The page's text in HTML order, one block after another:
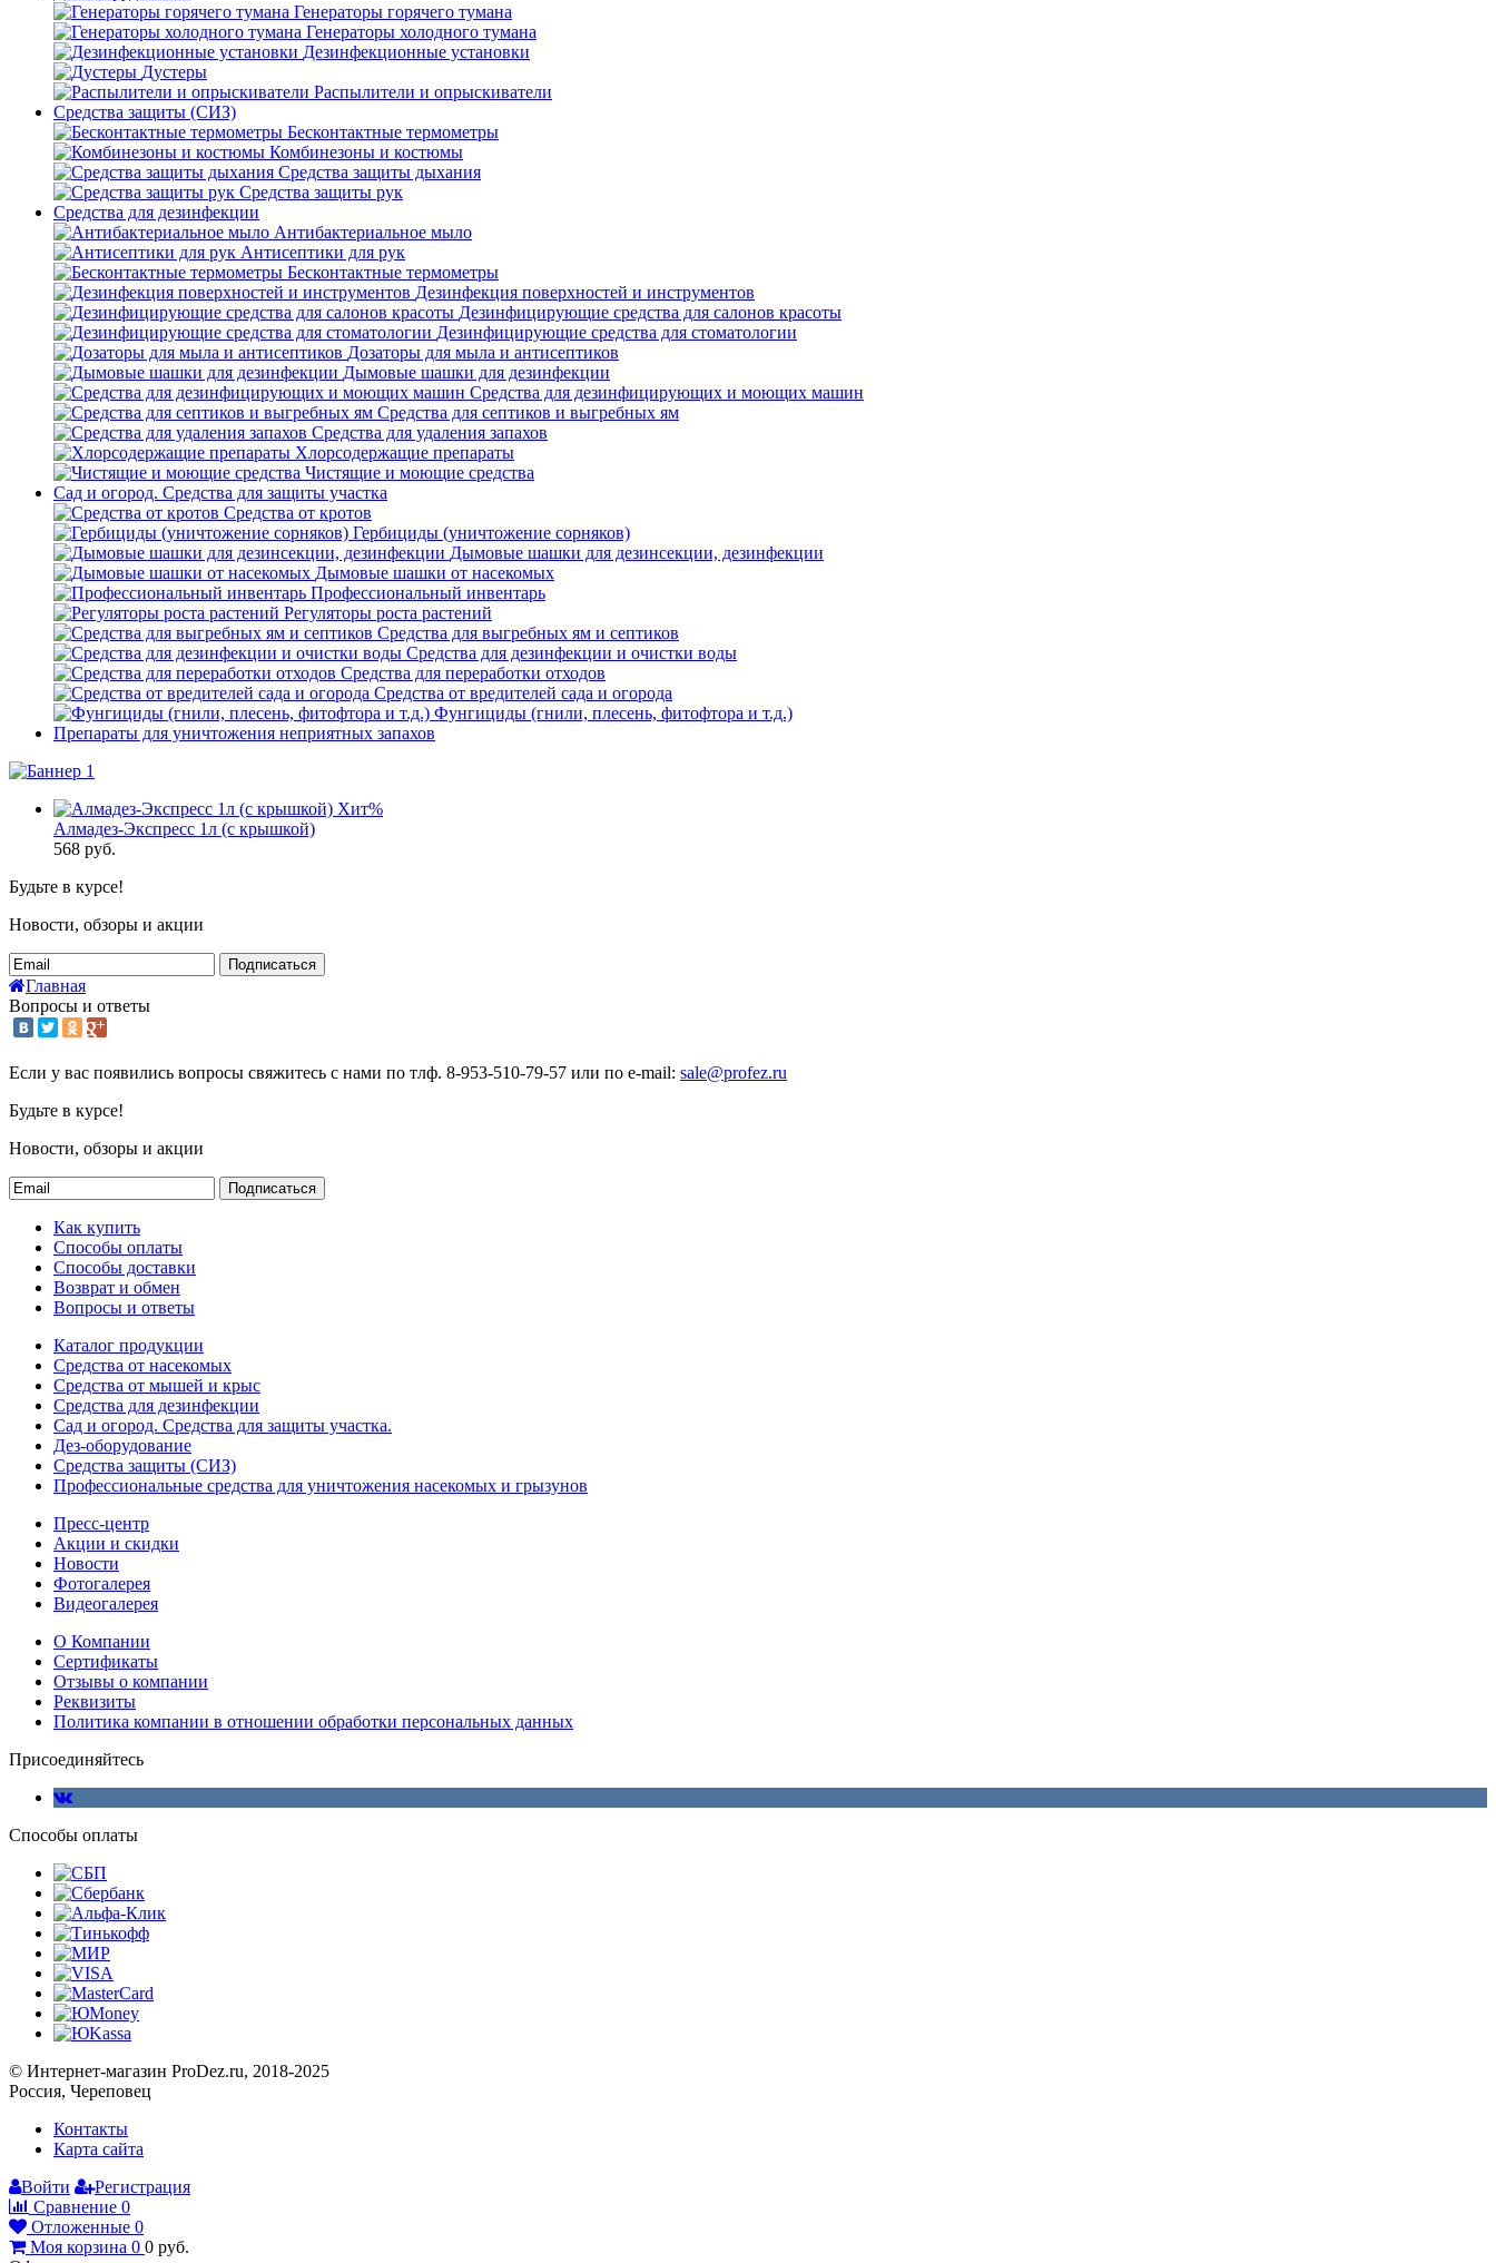
Генераторы горячего тумана
Генераторы холодного тумана
Дезинфекционные установки
Дустеры
Распылители и опрыскиватели
Средства защиты (СИЗ)
Бесконтактные термометры
Комбинезоны и костюмы
Средства защиты дыхания
Средства защиты рук
Средства для дезинфекции
Антибактериальное мыло
Антисептики для рук
Бесконтактные термометры
Дезинфекция поверхностей и инструментов
Дезинфицирующие средства для салонов красоты
Дезинфицирующие средства для стоматологии
Дозаторы для мыла и антисептиков
Дымовые шашки для дезинфекции
Средства для дезинфицирующих и моющих машин
Средства для септиков и выгребных ям
Средства для удаления запахов
Хлорсодержащие препараты
Чистящие и моющие средства
Сад и огород. Средства для защиты участка
Средства от кротов
Гербициды (уничтожение сорняков)
Дымовые шашки для дезинсекции, дезинфекции
Дымовые шашки от насекомых
Профессиональный инвентарь
Регуляторы роста растений
Средства для выгребных ям и септиков
Средства для дезинфекции и очистки воды
Средства для переработки отходов
Средства от вредителей сада и огорода
Фунгициды (гнили, плесень, фитофтора и т.д.)
Препараты для уничтожения неприятных запахов
Хит%
Алмадез-Экспресс 1л (с крышкой)
568 руб.
Будьте в курсе!
Новости, обзоры и акции
Подписаться
Главная
Вопросы и ответы
Если у вас появились вопросы свяжитесь с нами по тлф. 8-953-510-79-57 или по e-mail: sale@profez.ru
Будьте в курсе!
Новости, обзоры и акции
Подписаться
Как купить
Способы оплаты
Способы доставки
Возврат и обмен
Вопросы и ответы
Каталог продукции
Средства от насекомых
Средства от мышей и крыс
Средства для дезинфекции
Сад и огород. Средства для защиты участка.
Дез-оборудование
Средства защиты (СИЗ)
Профессиональные средства для уничтожения насекомых и грызунов
Пресс-центр
Акции и скидки
Новости
Фотогалерея
Видеогалерея
О Компании
Сертификаты
Отзывы о компании
Реквизиты
Политика компании в отношении обработки персональных данных
Присоединяйтесь
Способы оплаты
© Интернет-магазин ProDez.ru, 2018-2025
Россия, Череповец
Контакты
Карта сайта
Войти
Регистрация
Сравнение 0
Отложенные 0
Моя корзина 0 0 руб.